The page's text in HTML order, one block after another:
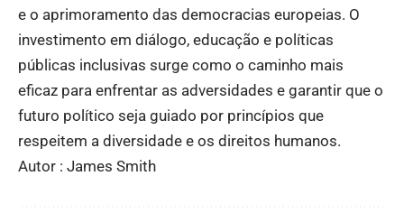
e o aprimoramento das democracias europeias. O
investimento em diálogo, educação e políticas
públicas inclusivas surge como o caminho mais
eficaz para enfrentar as adversidades e garantir que o
futuro político seja guiado por princípios que
respeitem a diversidade e os direitos humanos.
Autor : James Smith